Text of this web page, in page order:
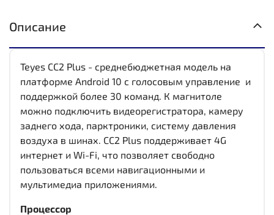
Описание
Teyes CC2 Plus - среднебюджетная модель на
платформе Android 10 с голосовым управление и
поддержкой более 30 команд. К магнитоле
можно подключить видеорегистратора, камеру
заднего хода, парктроники, систему давления
воздуха в шинах. CC2 Plus поддерживает 4G
интернет и Wi-Fi, что позволяет свободно
пользоваться всеми навигационными и
мультимедиа приложениями.
Процессор